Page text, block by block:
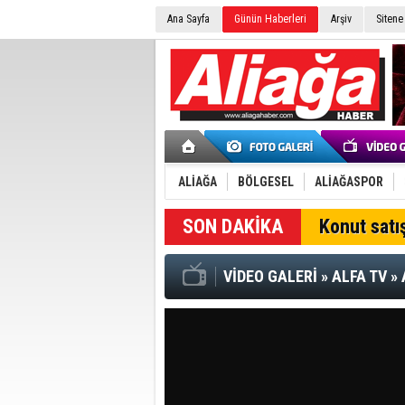
Ana Sayfa Günün Haberleri Arşiv
ALİAĞA BÖLGESEL ALİAĞASPOR
SON DAKİKA Konut
VİDEO GALERİ »ALFA TV»